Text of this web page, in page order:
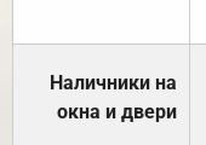
Наличники на
окна и двери